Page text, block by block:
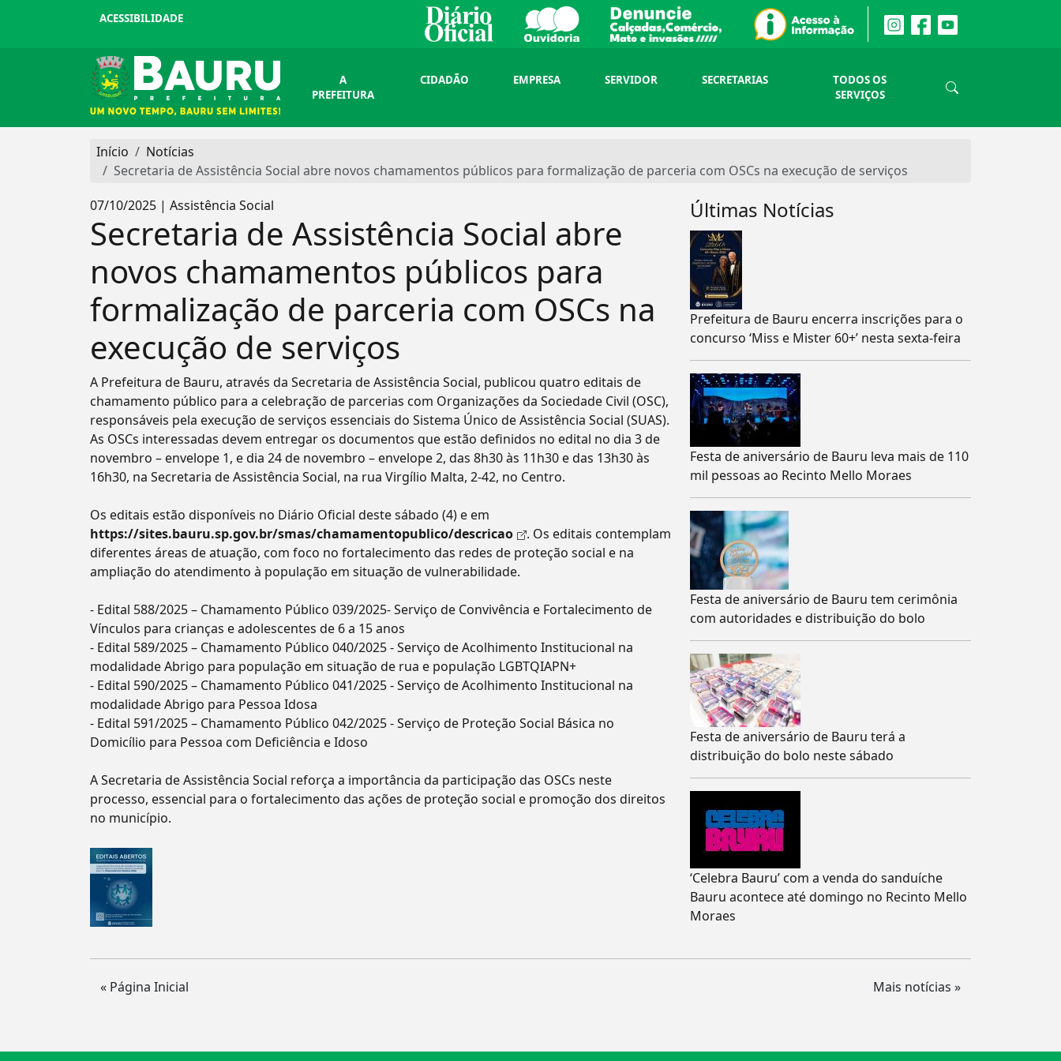
ACESSIBILIDADE
A
PREFEITURA
CIDADÃO EMPRESA SERVIDOR SECRETARIAS
TODOS OS
SERVIÇOS
Início
Notícias
Secretaria de Assistência Social abre novos chamamentos públicos para formalização de parceria com OSCs na execução de serviços
07/10/2025 | Assistência Social
Secretaria de Assistência Social abre
novos chamamentos públicos para
formalização de parceria com OSCs na
execução de serviços
A Prefeitura de Bauru, através da Secretaria de Assistência Social, publicou quatro editais de
chamamento público para a celebração de parcerias com Organizações da Sociedade Civil (OSC),
responsáveis pela execução de serviços essenciais do Sistema Único de Assistência Social (SUAS).
As OSCs interessadas devem entregar os documentos que estão definidos no edital no dia 3 de
novembro – envelope 1, e dia 24 de novembro – envelope 2, das 8h30 às 11h30 e das 13h30 às
16h30, na Secretaria de Assistência Social, na rua Virgílio Malta, 2-42, no Centro.
Os editais estão disponíveis no Diário Oficial deste sábado (4) e em
https://sites.bauru.sp.gov.br/smas/chamamentopublico/descricao
. Os editais contemplam
diferentes áreas de atuação, com foco no fortalecimento das redes de proteção social e na
ampliação do atendimento à população em situação de vulnerabilidade.
- Edital 588/2025 – Chamamento Público 039/2025- Serviço de Convivência e Fortalecimento de
Vínculos para crianças e adolescentes de 6 a 15 anos
- Edital 589/2025 – Chamamento Público 040/2025 - Serviço de Acolhimento Institucional na
modalidade Abrigo para população em situação de rua e população LGBTQIAPN+
- Edital 590/2025 – Chamamento Público 041/2025 - Serviço de Acolhimento Institucional na
modalidade Abrigo para Pessoa Idosa
- Edital 591/2025 – Chamamento Público 042/2025 - Serviço de Proteção Social Básica no
Domicílio para Pessoa com Deficiência e Idoso
A Secretaria de Assistência Social reforça a importância da participação das OSCs neste
processo, essencial para o fortalecimento das ações de proteção social e promoção dos direitos
no município.
Últimas Notícias
Prefeitura de Bauru encerra inscrições para o
concurso ‘Miss e Mister 60+’ nesta sexta-feira
Festa de aniversário de Bauru leva mais de 110
mil pessoas ao Recinto Mello Moraes
Festa de aniversário de Bauru tem cerimônia
com autoridades e distribuição do bolo
Festa de aniversário de Bauru terá a
distribuição do bolo neste sábado
‘Celebra Bauru’ com a venda do sanduíche
Bauru acontece até domingo no Recinto Mello
Moraes
« Página Inicial Mais notícias »